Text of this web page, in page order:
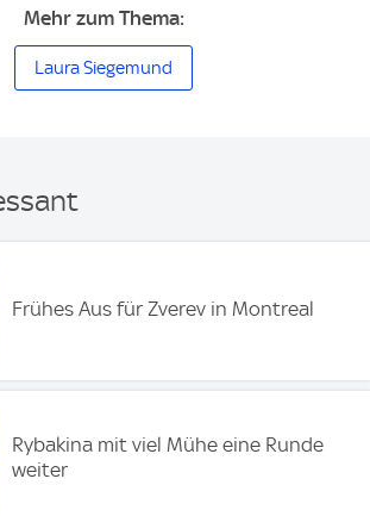
Mehr zum Thema:
Laura Siegemund
Frühes Aus für Zverev in Montreal
Rybakina mit viel Mühe eine Runde
weiter